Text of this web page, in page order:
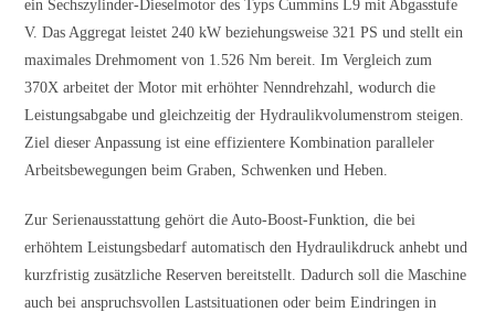
ein Sechszylinder-Dieselmotor des Typs Cummins L9 mit Abgasstufe
V. Das Aggregat leistet 240 kW beziehungsweise 321 PS und stellt ein
maximales Drehmoment von 1.526 Nm bereit. Im Vergleich zum
370X arbeitet der Motor mit erhöhter Nenndrehzahl, wodurch die
Leistungsabgabe und gleichzeitig der Hydraulikvolumenstrom steigen.
Ziel dieser Anpassung ist eine effizientere Kombination paralleler
Arbeitsbewegungen beim Graben, Schwenken und Heben.
Zur Serienausstattung gehört die Auto-Boost-Funktion, die bei
erhöhtem Leistungsbedarf automatisch den Hydraulikdruck anhebt und
kurzfristig zusätzliche Reserven bereitstellt. Dadurch soll die Maschine
auch bei anspruchsvollen Lastsituationen oder beim Eindringen in